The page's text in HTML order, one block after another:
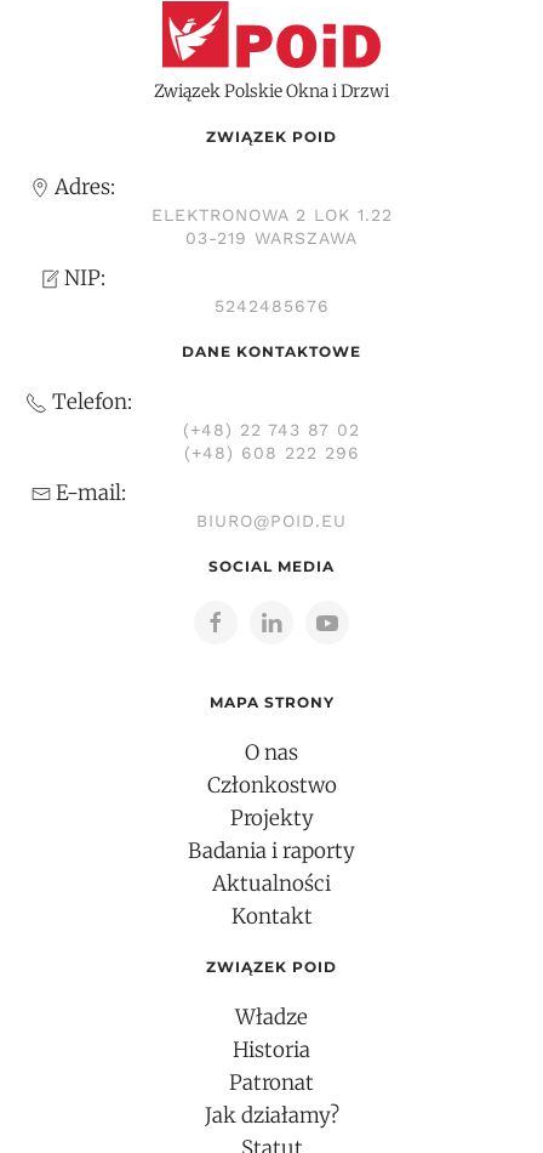
Związek Polskie Okna i Drzwi
ZWIĄZEK POID
Adres:
ELEKTRONOWA 2 LOK 1.22
03-219 WARSZAWA
NIP:
5242485676
DANE KONTAKTOWE
Telefon:
(+48) 22 743 87 02
(+48) 608 222 296
E-mail:
BIURO@POID.EU
SOCIAL MEDIA
MAPA STRONY
O nas
Członkostwo
Projekty
Badania i raporty
Aktualności
Kontakt
ZWIĄZEK POID
Władze
Historia
Patronat
Jak działamy?
Statut